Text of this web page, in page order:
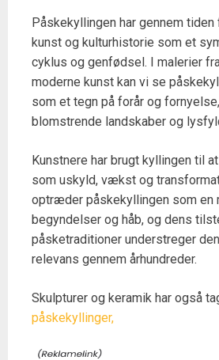
Påskekyllingen har gennem
kunst og kulturhistorie som et
cyklus og genfødsel. I malerier
moderne kunst kan vi se
som et tegn på forår og
blomstrende landskaber og
Kunstnere har brugt kyllingen til
som uskyld, vækst og
optræder påskekyllingen som en
begyndelser og håb, og dens
påsketraditioner understreger
relevans gennem århundreder.
Skulpturer og keramik har også
påskekyllinger,